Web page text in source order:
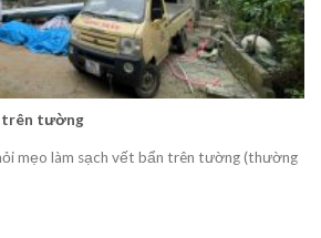
trên tường
mẹo làm sạch vết bẩn trên tường (thường